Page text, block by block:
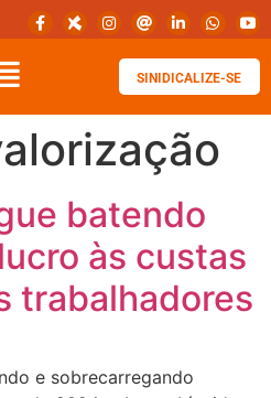
SINIDICALIZE-SE
batendo
às custas
trabalhadores
e sobrecarregando